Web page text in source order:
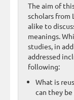
The aim of
scholars from
alike to
meanings.
studies, in
addressed
following:
What is
can they